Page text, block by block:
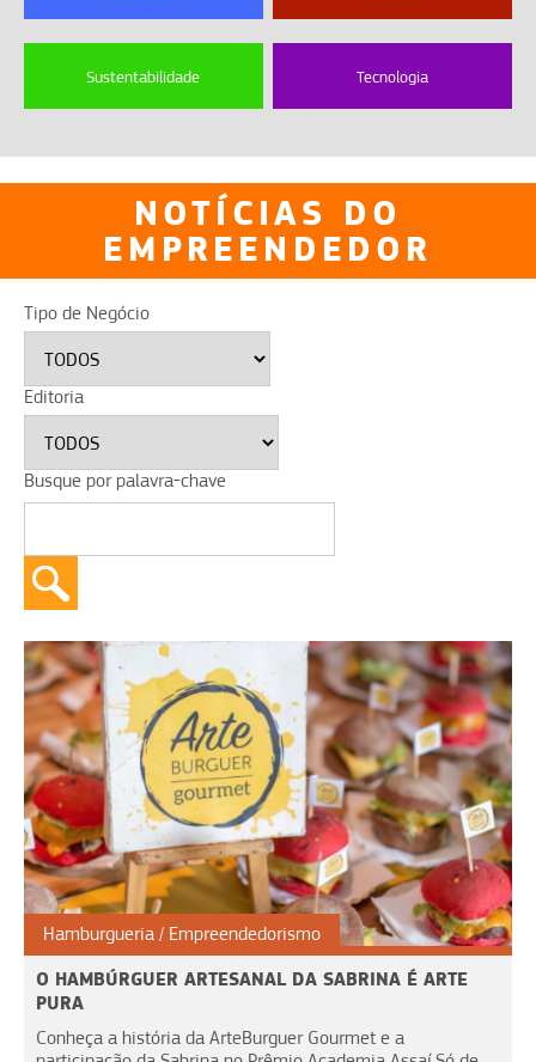
Sustentabilidade Tecnologia
NOTÍCIAS DO
EMPREENDEDOR
Tipo de Negócio
Editoria
Busque por palavra-chave
Hamburgueria Empreendedorismo
O HAMBÚRGUER ARTESANAL DA SABRINA É ARTE
PURA
Conheça a história da ArteBurguer Gourmet e a